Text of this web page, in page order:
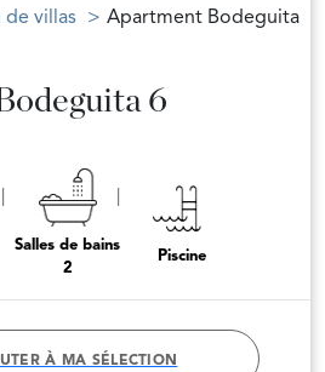
de villas
Apartment Bodeguita
6
Salles de bains
2
Piscine
À MA SÉLECTION